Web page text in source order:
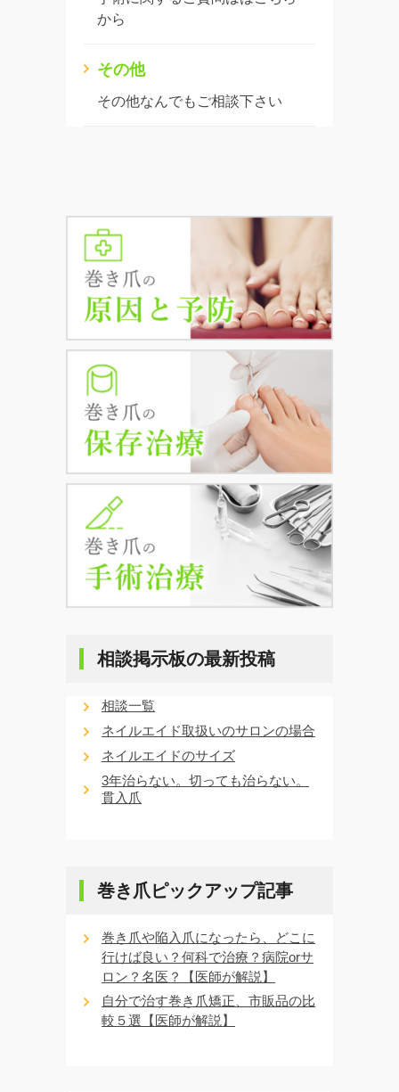
から
その他
その他なんでもご相談下さい
相談掲示板の最新投稿
相談一覧
ネイルエイド取扱いのサロンの場合
ネイルエイドのサイズ
3年治らない。切っても治らない。
貫入爪
巻き爪ピックアップ記事
巻き爪や陥入爪になったら、どこに
行けば良い？何科で治療？病院orサ
ロン？名医？【医師が解説】
自分で治す巻き爪矯正、市販品の比
較５選【医師が解説】